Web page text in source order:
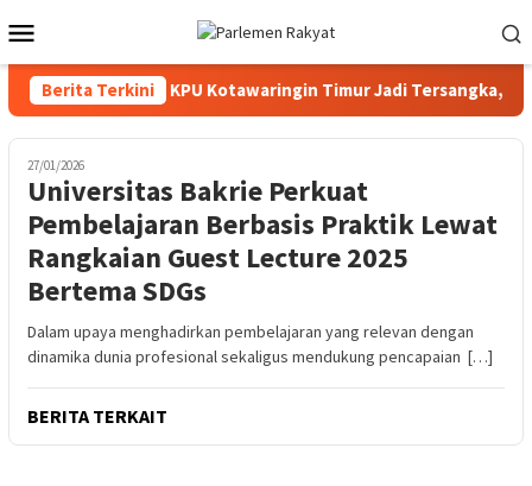
ke
kontenMobile
Berita Terkini
Komisioner KPU Kotawaringin Timur Jadi Tersangka,
27/01/2026
Universitas Bakrie Perkuat
Pembelajaran Berbasis Praktik Lewat
Rangkaian Guest Lecture 2025
Bertema SDGs
Dalam upaya menghadirkan pembelajaran yang relevan dengan
dinamika dunia profesional sekaligus mendukung pencapaian […]
BERITA TERKAIT